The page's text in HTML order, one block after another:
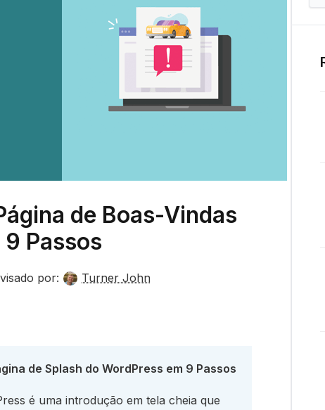
de Boas-Vindas
Passos
por: Turner John
de Splash do WordPress em 9 Passos
é uma introdução em tela cheia que